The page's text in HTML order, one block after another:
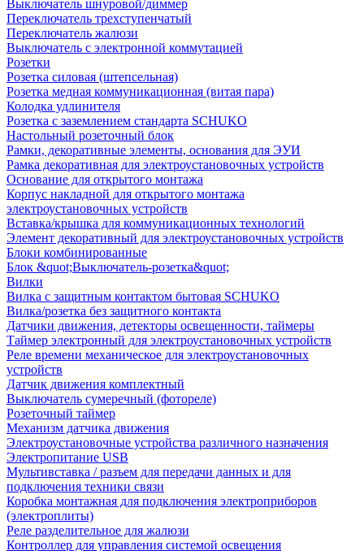
Выключатель шнуровой/диммер
Переключатель трехступенчатый
Переключатель жалюзи
Выключатель с электронной коммутацией
Розетки
Розетка силовая (штепсельная)
Розетка медная коммуникационная (витая пара)
Колодка удлинителя
Розетка с заземлением стандарта SCHUKO
Настольный розеточный блок
Рамки, декоративные элементы, основания для ЭУИ
Рамка декоративная для электроустановочных устройств
Основание для открытого монтажа
Корпус накладной для открытого монтажа
электроустановочных устройств
Вставка/крышка для коммуникационных технологий
Элемент декоративный для электроустановочных устройств
Блоки комбинированные
Блок &quot;Выключатель-розетка&quot;
Вилки
Вилка с защитным контактом бытовая SCHUKO
Вилка/розетка без защитного контакта
Датчики движения, детекторы освещенности, таймеры
Таймер электронный для электроустановочных устройств
Реле времени механическое для электроустановочных
устройств
Датчик движения комплектный
Выключатель сумеречный (фотореле)
Розеточный таймер
Механизм датчика движения
Электроустановочные устройства различного назначения
Электропитание USB
Мультивставка / разъем для передачи данных и для
подключения техники связи
Коробка монтажная для подключения электроприборов
(электроплиты)
Реле разделительное для жалюзи
Контроллер для управления системой освещения